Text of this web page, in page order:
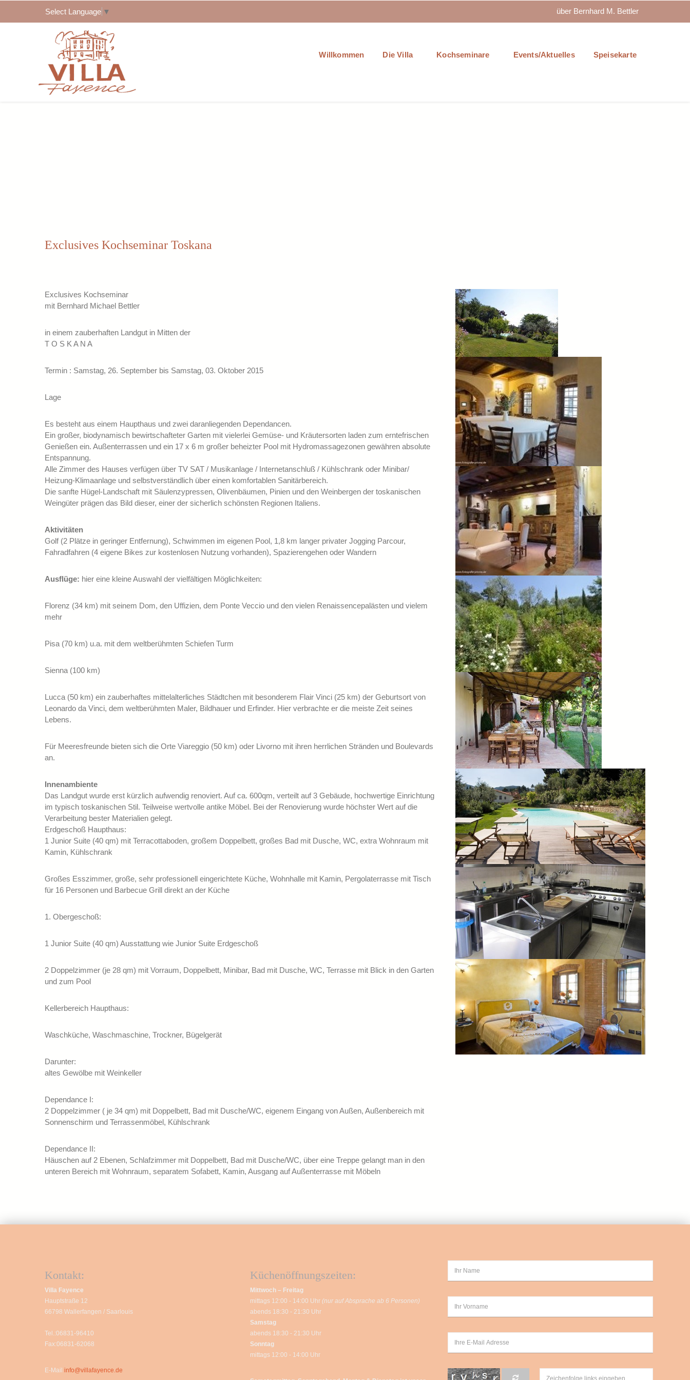
Select Language ▼ über Bernhard M. Bettler
Willkommen Die Villa Kochseminare Events/Aktuelles Speisekarte
Exclusives Kochseminar Toskana
Exclusives Kochseminar
mit Bernhard Michael Bettler
in einem zauberhaften Landgut in Mitten der
T O S K A N A
Termin : Samstag, 26. September bis Samstag, 03. Oktober 2015
Lage
Es besteht aus einem Haupthaus und zwei daranliegenden Dependancen.
Ein großer, biodynamisch bewirtschafteter Garten mit vielerlei Gemüse- und Kräutersorten laden zum erntefrischen
Genießen ein. Außenterrassen und ein 17 x 6 m großer beheizter Pool mit Hydromassagezonen gewähren absolute
Entspannung.
Alle Zimmer des Hauses verfügen über TV SAT / Musikanlage / Internetanschluß / Kühlschrank oder Minibar/
Heizung-Klimaanlage und selbstverständlich über einen komfortablen Sanitärbereich.
Die sanfte Hügel-Landschaft mit Säulenzypressen, Olivenbäumen, Pinien und den Weinbergen der toskanischen
Weingüter prägen das Bild dieser, einer der sicherlich schönsten Regionen Italiens.
Aktivitäten
Golf (2 Plätze in geringer Entfernung), Schwimmen im eigenen Pool, 1,8 km langer privater Jogging Parcour,
Fahradfahren (4 eigene Bikes zur kostenlosen Nutzung vorhanden), Spazierengehen oder Wandern
Ausflüge: hier eine kleine Auswahl der vielfältigen Möglichkeiten:
Florenz (34 km) mit seinem Dom, den Uffizien, dem Ponte Veccio und den vielen Renaissencepalästen und vielem
mehr
Pisa (70 km) u.a. mit dem weltberühmten Schiefen Turm
Sienna (100 km)
Lucca (50 km) ein zauberhaftes mittelalterliches Städtchen mit besonderem Flair Vinci (25 km) der Geburtsort von
Leonardo da Vinci, dem weltberühmten Maler, Bildhauer und Erfinder. Hier verbrachte er die meiste Zeit seines
Lebens.
Für Meeresfreunde bieten sich die Orte Viareggio (50 km) oder Livorno mit ihren herrlichen Stränden und Boulevards
an.
Innenambiente
Das Landgut wurde erst kürzlich aufwendig renoviert. Auf ca. 600qm, verteilt auf 3 Gebäude, hochwertige Einrichtung
im typisch toskanischen Stil. Teilweise wertvolle antike Möbel. Bei der Renovierung wurde höchster Wert auf die
Verarbeitung bester Materialien gelegt.
Erdgeschoß Haupthaus:
1 Junior Suite (40 qm) mit Terracottaboden, großem Doppelbett, großes Bad mit Dusche, WC, extra Wohnraum mit
Kamin, Kühlschrank
Großes Esszimmer, große, sehr professionell eingerichtete Küche, Wohnhalle mit Kamin, Pergolaterrasse mit Tisch
für 16 Personen und Barbecue Grill direkt an der Küche
1. Obergeschoß:
1 Junior Suite (40 qm) Ausstattung wie Junior Suite Erdgeschoß
2 Doppelzimmer (je 28 qm) mit Vorraum, Doppelbett, Minibar, Bad mit Dusche, WC, Terrasse mit Blick in den Garten
und zum Pool
Kellerbereich Haupthaus:
Waschküche, Waschmaschine, Trockner, Bügelgerät
Darunter:
altes Gewölbe mit Weinkeller
Dependance I:
2 Doppelzimmer ( je 34 qm) mit Doppelbett, Bad mit Dusche/WC, eigenem Eingang von Außen, Außenbereich mit
Sonnenschirm und Terrassenmöbel, Kühlschrank
Dependance II:
Häuschen auf 2 Ebenen, Schlafzimmer mit Doppelbett, Bad mit Dusche/WC, über eine Treppe gelangt man in den
unteren Bereich mit Wohnraum, separatem Sofabett, Kamin, Ausgang auf Außenterrasse mit Möbeln
Kontakt:
Villa Fayence
Hauptstraße 12
66798 Wallerfangen / Saarlouis
Tel.:06831-96410
Fax:06831-62068
E-Mail info@villafayence.de
Küchenöffnungszeiten:
Mittwoch – Freitag
mittags 12:00 - 14:00 Uhr(nur auf Absprache ab 6 Personen)
abends 18:30 - 21:30 Uhr
Samstag
abends 18:30 - 21:30 Uhr
Sonntag
mittags 12:00 - 14:00 Uhr